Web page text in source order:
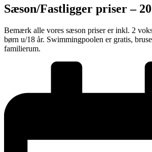
Sæson/Fastligger priser –
Bemærk alle vores sæson priser er inkl. 2
børn u/18 år. Swimmingpoolen er gratis,
familierum.